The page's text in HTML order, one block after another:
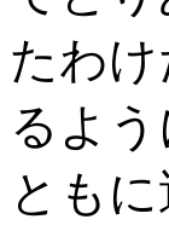
たわ
るよ
とも